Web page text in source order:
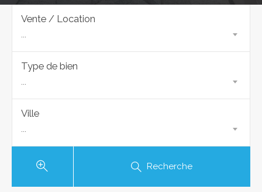
Vente / Location
...
Type de bien
...
Ville
...
Recherche